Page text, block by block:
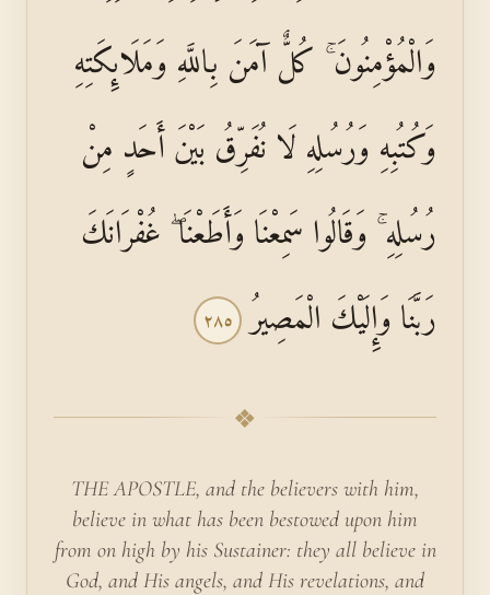
وَالْمُؤْمِنُونَ ۚ كُلٌّ آمَنَ بِاللَّهِ وَمَلَائِكَتِهِ
وَكُتُبِهِ وَرُسُلِهِ لَا نُفَرِّقُ بَيْنَ أَحَدٍ مِنْ
رُسُلِهِ ۚ وَقَالُوا سَمِعْنَا وَأَطَعْنَا ۖ غُفْرَانَكَ
رَبَّنَا وَإِلَيْكَ الْمَصِيرُ ٢٨٥
❖
THE APOSTLE, and the believers with him,
believe in what has been bestowed upon him
from on high by his Sustainer: they all believe in
God, and His angels, and His revelations, and